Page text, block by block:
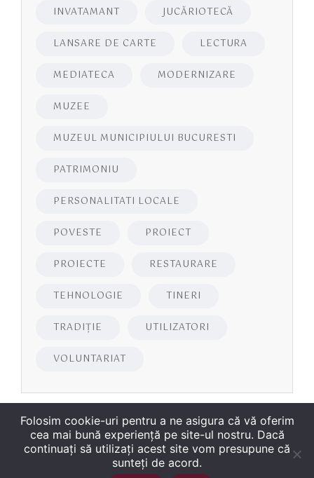
INVATAMANT JUCĂRIOTECĂ
LANSARE DE CARTE LECTURA
MEDIATECA MODERNIZARE
MUZEE
MUZEUL MUNICIPIULUI BUCURESTI
PATRIMONIU
PERSONALITATI LOCALE
POVESTE PROIECT
PROIECTE RESTAURARE
TEHNOLOGIE TINERI
TRADIȚIE UTILIZATORI
VOLUNTARIAT
Folosim cookie-uri pentru a ne asigura că vă oferim
cea mai bună experiență pe site-ul nostru. Dacă
continuați să utilizați acest site vom presupune că
sunteți de acord.